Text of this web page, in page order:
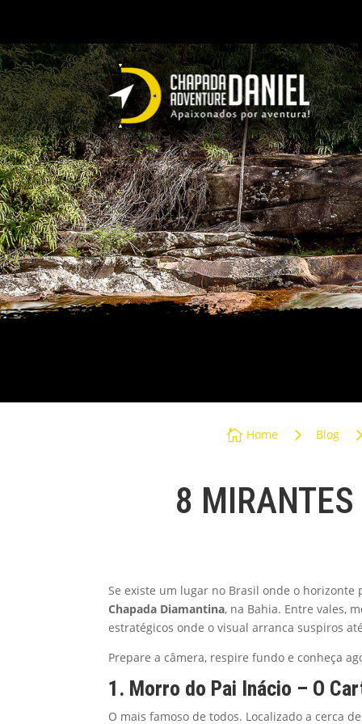
 Home 5 Blog
8
Se existe um lugar no Brasil onde o
Chapada Diamantina, na Bahia. Entre vales,
estratégicos onde o visual arranca suspiros
Prepare a câmera, respire fundo e conheça
1. Morro do Pai Inácio – O
O mais famoso de todos. Localizado a cerca